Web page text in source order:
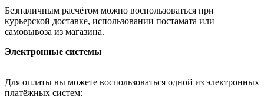
Безналичным расчётом можно воспользоваться при
курьерской доставке, использовании постамата или
самовывоза из магазина.
Электронные системы
Для оплаты вы можете воспользоваться одной из электронных
платёжных систем: